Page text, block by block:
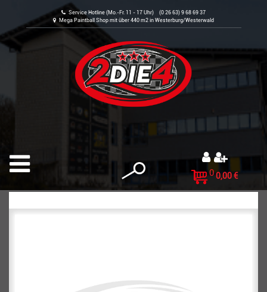
Service Hotline (Mo.-Fr. 11 - 17 Uhr) (0 26 63) 9 68 69 37
Mega Paintball Shop mit über 440 m2 in Westerburg/Westerwald
0 0,00 €